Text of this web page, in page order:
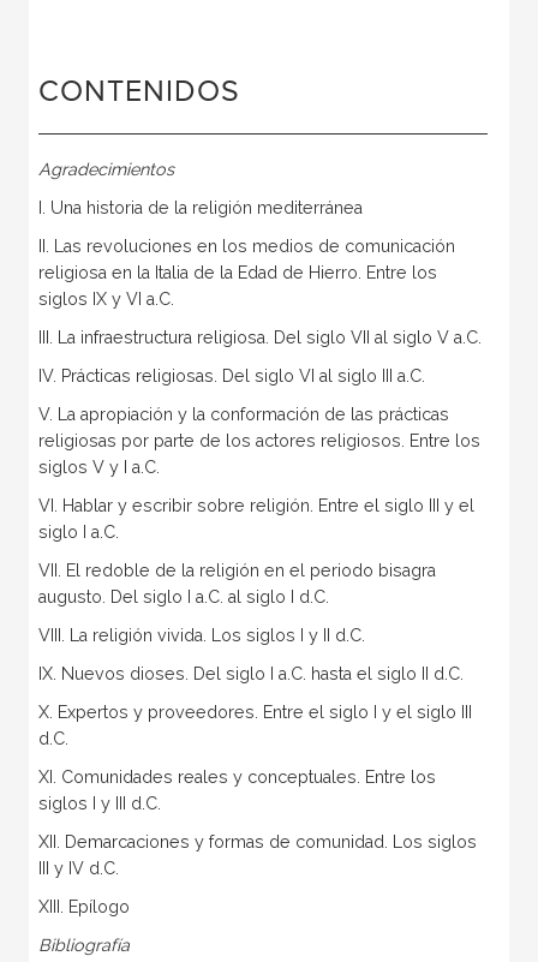
CONTENIDOS
Agradecimientos
I. Una historia de la religión mediterránea
II. Las revoluciones en los medios de comunicación
religiosa en la Italia de la Edad de Hierro. Entre los
siglos IX y VI a.C.
III. La infraestructura religiosa. Del siglo VII al siglo V a.C.
IV. Prácticas religiosas. Del siglo VI al siglo III a.C.
V. La apropiación y la conformación de las prácticas
religiosas por parte de los actores religiosos. Entre los
siglos V y I a.C.
VI. Hablar y escribir sobre religión. Entre el siglo III y el
siglo I a.C.
VII. El redoble de la religión en el periodo bisagra
augusto. Del siglo I a.C. al siglo I d.C.
VIII. La religión vivida. Los siglos I y II d.C.
IX. Nuevos dioses. Del siglo I a.C. hasta el siglo II d.C.
X. Expertos y proveedores. Entre el siglo I y el siglo III
d.C.
XI. Comunidades reales y conceptuales. Entre los
siglos I y III d.C.
XII. Demarcaciones y formas de comunidad. Los siglos
III y IV d.C.
XIII. Epílogo
Bibliografía